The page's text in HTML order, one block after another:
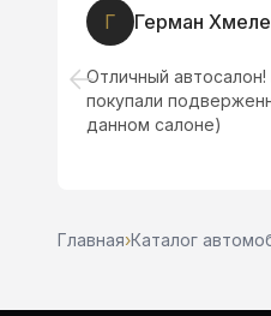
Г Герман
Отличный
покупали
данном салоне)
Главная›Каталог